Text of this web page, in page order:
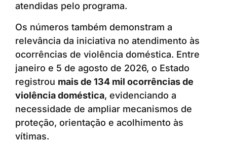
atendidas pelo programa.
Os números também demonstram a
relevância da iniciativa no atendimento às
ocorrências de violência doméstica. Entre
janeiro e 5 de agosto de 2026, o Estado
registrou mais de 134 mil ocorrências de
violência doméstica, evidenciando a
necessidade de ampliar mecanismos de
proteção, orientação e acolhimento às
vítimas.